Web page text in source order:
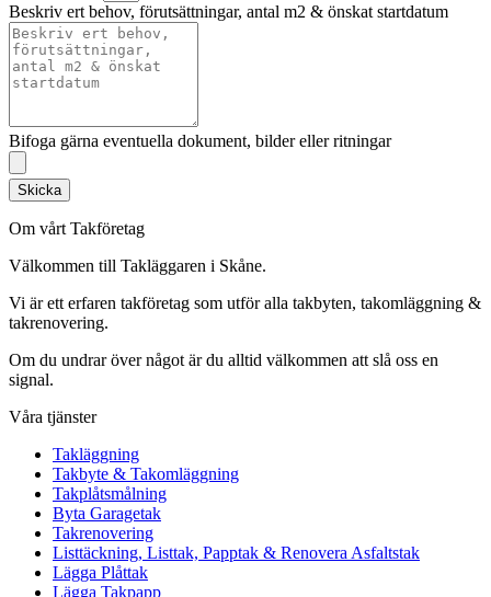
Beskriv ert behov, förutsättningar, antal m2 & önskat startdatum
Bifoga gärna eventuella dokument, bilder eller ritningar
Skicka
Om vårt Takföretag
Välkommen till Takläggaren i Skåne.
Vi är ett erfaren takföretag som utför alla takbyten, takomläggning &
takrenovering.
Om du undrar över något är du alltid välkommen att slå oss en
signal.
Våra tjänster
Takläggning
Takbyte & Takomläggning
Takplåtsmålning
Byta Garagetak
Takrenovering
Listtäckning, Listtak, Papptak & Renovera Asfaltstak
Lägga Plåttak
Lägga Takpapp